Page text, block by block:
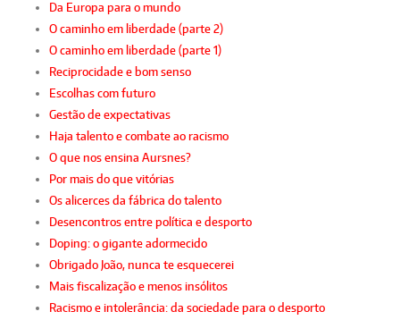
Da Europa para o mundo
O caminho em liberdade (parte 2)
O caminho em liberdade (parte 1)
Reciprocidade e bom senso
Escolhas com futuro
Gestão de expectativas
Haja talento e combate ao racismo
O que nos ensina Aursnes?
Por mais do que vitórias
Os alicerces da fábrica do talento
Desencontros entre política e desporto
Doping: o gigante adormecido
Obrigado João, nunca te esquecerei
Mais fiscalização e menos insólitos
Racismo e intolerância: da sociedade para o desporto